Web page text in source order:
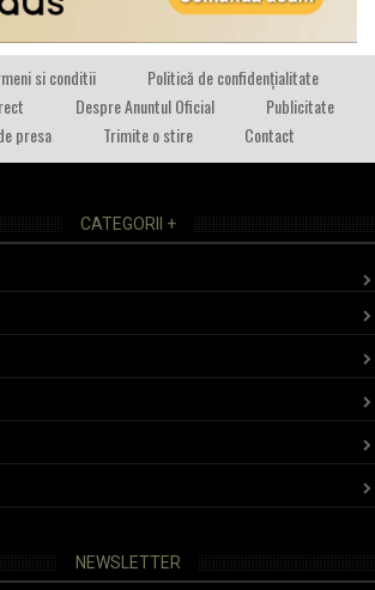
si conditii
Politică de confidențialitate
Despre Anuntul Oficial
Publicitate
presa
Trimite o stire Contact
CATEGORII +
NEWSLETTER